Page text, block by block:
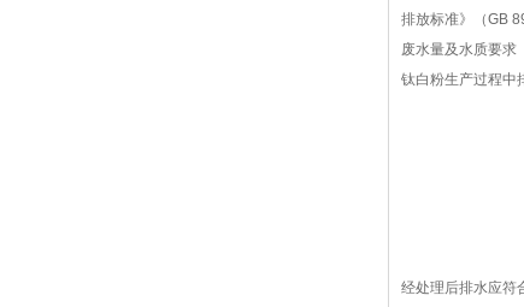
排放标准》（GB
废水量及水质要求
钛白粉生产过程中
经处理后排水应符